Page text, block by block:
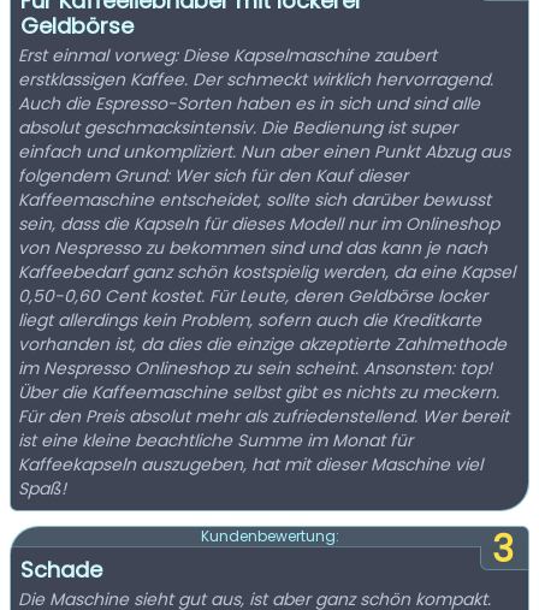
Geldbörse
Erst einmal vorweg: Diese Kapselmaschine zaubert
erstklassigen Kaffee. Der schmeckt wirklich hervorragend.
Auch die Espresso-Sorten haben es in sich und sind alle
absolut geschmacksintensiv. Die Bedienung ist super
einfach und unkompliziert. Nun aber einen Punkt Abzug aus
folgendem Grund: Wer sich für den Kauf dieser
Kaffeemaschine entscheidet, sollte sich darüber bewusst
sein, dass die Kapseln für dieses Modell nur im Onlineshop
von Nespresso zu bekommen sind und das kann je nach
Kaffeebedarf ganz schön kostspielig werden, da eine Kapsel
0,50-0,60 Cent kostet. Für Leute, deren Geldbörse locker
liegt allerdings kein Problem, sofern auch die Kreditkarte
vorhanden ist, da dies die einzige akzeptierte Zahlmethode
im Nespresso Onlineshop zu sein scheint. Ansonsten: top!
Über die Kaffeemaschine selbst gibt es nichts zu meckern.
Für den Preis absolut mehr als zufriedenstellend. Wer bereit
ist eine kleine beachtliche Summe im Monat für
Kaffeekapseln auszugeben, hat mit dieser Maschine viel
Spaß!
3
Kundenbewertung:
Schade
Die Maschine sieht gut aus, ist aber ganz schön kompakt.